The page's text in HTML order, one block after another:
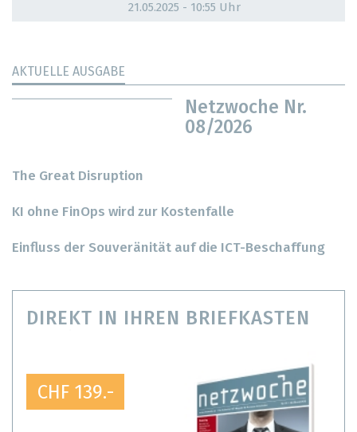
21.05.2025 - 10:55 Uhr
AKTUELLE AUSGABE
Netzwoche Nr.
08/2026
The Great Disruption
KI ohne FinOps wird zur Kostenfalle
Einfluss der Souveränität auf die ICT-Beschaffung
DIREKT IN IHREN BRIEFKASTEN
CHF 139.-